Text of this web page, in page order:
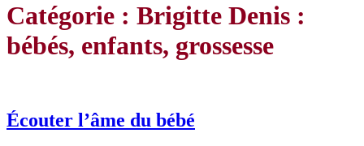
Catégorie : Brigitte Denis :
bébés, enfants, grossesse
Écouter l’âme du bébé